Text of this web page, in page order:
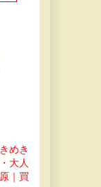
めき
大人
｜買